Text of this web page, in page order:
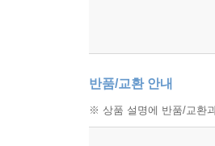
반품/교환 안내
※ 상품 설명에 반품/교환